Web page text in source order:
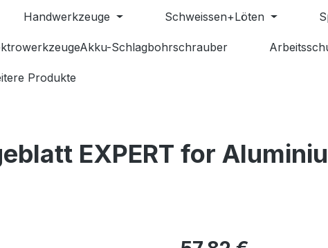
Handwerkzeuge Schweissen+Löten
Schlagbohrschrauber
Produkte
EXPERT for
Regulärer Preis: